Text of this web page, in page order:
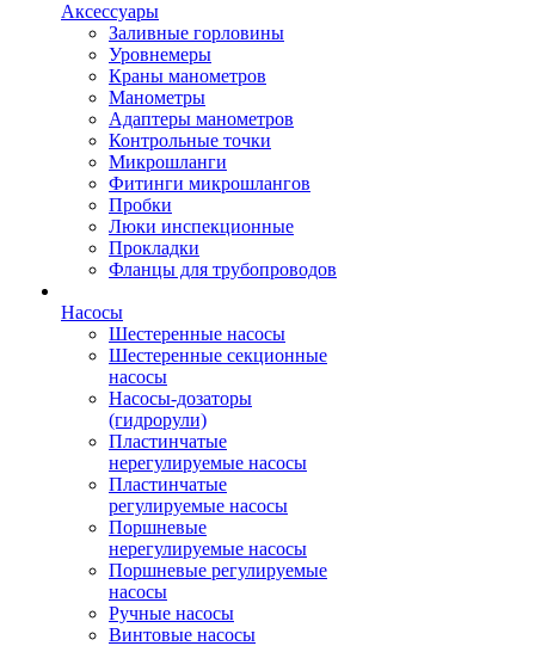
Аксессуары
Заливные горловины
Уровнемеры
Краны манометров
Манометры
Адаптеры манометров
Контрольные точки
Микрошланги
Фитинги микрошлангов
Пробки
Люки инспекционные
Прокладки
Фланцы для трубопроводов
Насосы
Шестеренные насосы
Шестеренные секционные
насосы
Насосы-дозаторы
(гидрорули)
Пластинчатые
нерегулируемые насосы
Пластинчатые
регулируемые насосы
Поршневые
нерегулируемые насосы
Поршневые регулируемые
насосы
Ручные насосы
Винтовые насосы